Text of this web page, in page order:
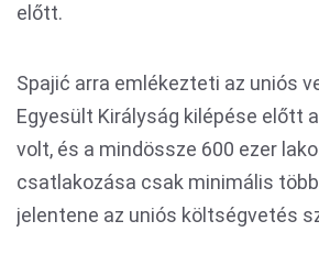
előtt.
Spajić arra emlékezteti az uniós
Egyesült Királyság kilépése előtt
volt, és a mindössze 600 ezer
csatlakozása csak minimális
jelentene az uniós költségvetés